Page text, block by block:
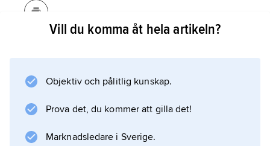
huvudsakligen marina leriga, sandiga och
kalkiga sediment. Sådana har stor utbredning
över Europa. I grundhavsområdena bildades
endast i Skåne. Dessa innehåller bl.a.
Vill du komma åt hela artikeln?
Objektiv och pålitlig kunskap.
Prova det, du kommer att gilla det!
Marknadsledare i Sverige.